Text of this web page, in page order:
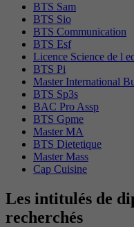
BTS Sam
BTS Sio
BTS Communication
BTS Esf
Licence Science de l
BTS Pi
Master International
BTS Sp3s
BAC Pro Assp
BTS Gpme
Master MA
BTS Dietetique
Master Mass
Cap Cuisine
Les intitulés de
recherchés